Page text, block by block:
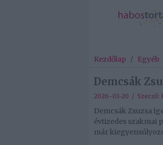
Kezdőlap / Egyéb
Demcsák
2026-03-20 / Szerző:
Demcsák Zsuzsa
évtizedes szakmai
már